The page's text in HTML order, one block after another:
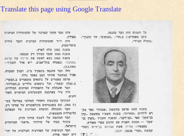
Translate this page using Google Translate